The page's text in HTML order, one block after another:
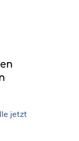
jetzt